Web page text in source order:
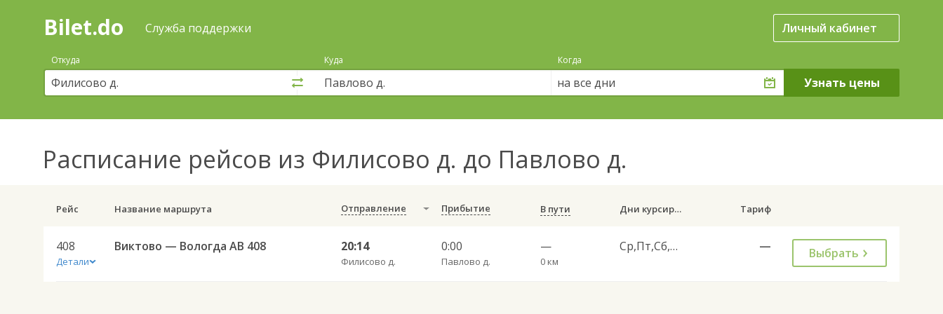
Поиск
покупка
билетов
автобус
онлайн
Bilet.do Служба поддержки Личный кабинет
Откуда Куда Когда
на все дни
Расписание рейсов из Филисово д. до Павлово д.
Рейс Название маршрута Отправление Прибытие В пути Дни курсирования Тариф
408
Детали
Виктово — Вологда АВ 408 20:14
Филисово д.
0:00
Павлово д.
—
0 км
Ср,Пт,Сб,Вс — Выбрать